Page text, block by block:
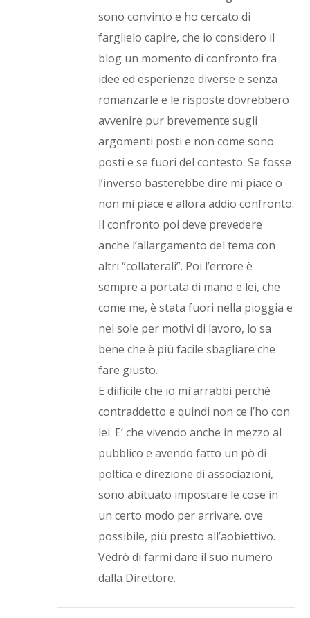
sono convinto e ho cercato di
farglielo capire, che io considero il
blog un momento di confronto fra
idee ed esperienze diverse e senza
romanzarle e le risposte dovrebbero
avvenire pur brevemente sugli
argomenti posti e non come sono
posti e se fuori del contesto. Se fosse
l’inverso basterebbe dire mi piace o
non mi piace e allora addio confronto.
Il confronto poi deve prevedere
anche l’allargamento del tema con
altri “collaterali”. Poi l’errore è
sempre a portata di mano e lei, che
come me, è stata fuori nella pioggia e
nel sole per motivi di lavoro, lo sa
bene che è più facile sbagliare che
fare giusto.
E diificile che io mi arrabbi perchè
contraddetto e quindi non ce l’ho con
lei. E’ che vivendo anche in mezzo al
pubblico e avendo fatto un pò di
poltica e direzione di associazioni,
sono abituato impostare le cose in
un certo modo per arrivare. ove
possibile, più presto all’aobiettivo.
Vedrò di farmi dare il suo numero
dalla Direttore.